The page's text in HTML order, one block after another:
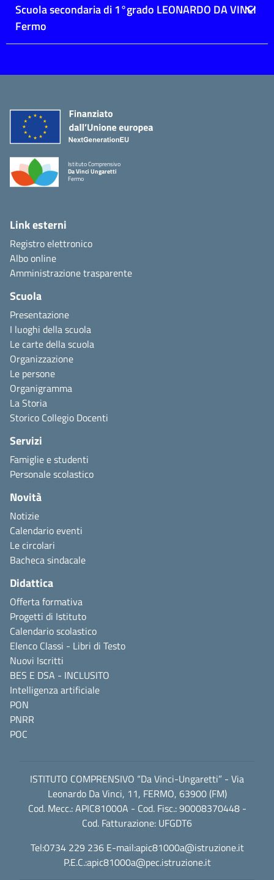
Scuola secondaria di 1°grado LEONARDO DA VINCI
Fermo
Istituto Comprensivo
Da Vinci Ungaretti
Fermo
Link esterni
Registro elettronico
Albo online
Amministrazione trasparente
Scuola
Presentazione
I luoghi della scuola
Le carte della scuola
Organizzazione
Le persone
Organigramma
La Storia
Storico Collegio Docenti
Servizi
Famiglie e studenti
Personale scolastico
Novità
Notizie
Calendario eventi
Le circolari
Bacheca sindacale
Didattica
Offerta formativa
Progetti di Istituto
Calendario scolastico
Elenco Classi - Libri di Testo
Nuovi Iscritti
BES E DSA - INCLUSITO
Intelligenza artificiale
PON
PNRR
POC
ISTITUTO COMPRENSIVO “Da Vinci-Ungaretti” - Via
Leonardo Da Vinci, 11, FERMO, 63900 (FM)
Cod. Mecc.: APIC81000A - Cod. Fisc.: 90008370448 -
Cod. Fatturazione: UFGDT6
Tel:0734 229 236 E-mail:apic81000a@istruzione.it
P.E.C.:apic81000a@pec.istruzione.it